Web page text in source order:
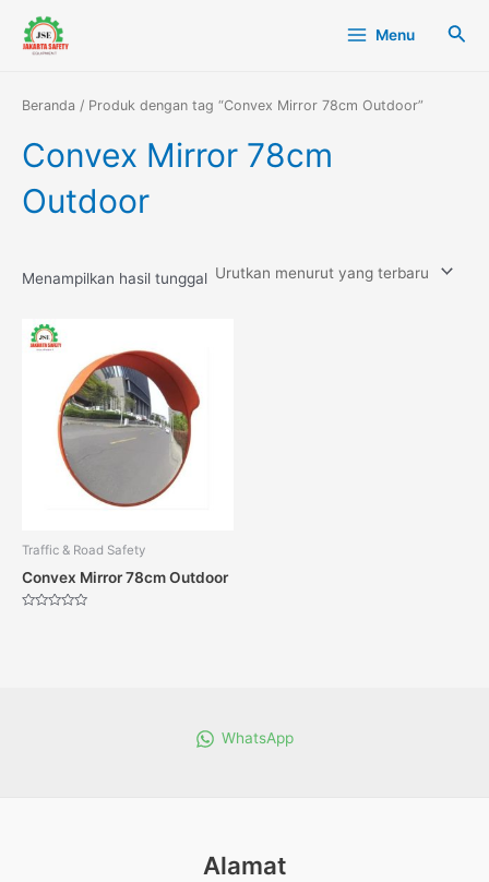
konten
Menu Cari
Beranda / Produk dengan tag “Convex Mirror 78cm Outdoor”
Convex Mirror 78cm
Outdoor
Menampilkan hasil tunggal
Traffic & Road Safety
Convex Mirror 78cm Outdoor
WhatsApp
Alamat